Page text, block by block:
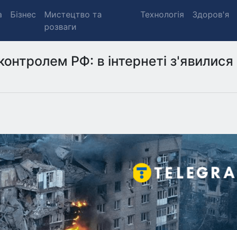
Бізнес
Мистецтво та
розваги
Технологія Здоров'я
РФ: в інтернеті з'явилися